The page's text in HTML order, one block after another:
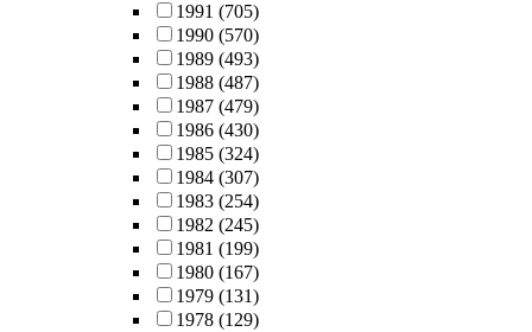
1991 (705)
1990 (570)
1989 (493)
1988 (487)
1987 (479)
1986 (430)
1985 (324)
1984 (307)
1983 (254)
1982 (245)
1981 (199)
1980 (167)
1979 (131)
1978 (129)